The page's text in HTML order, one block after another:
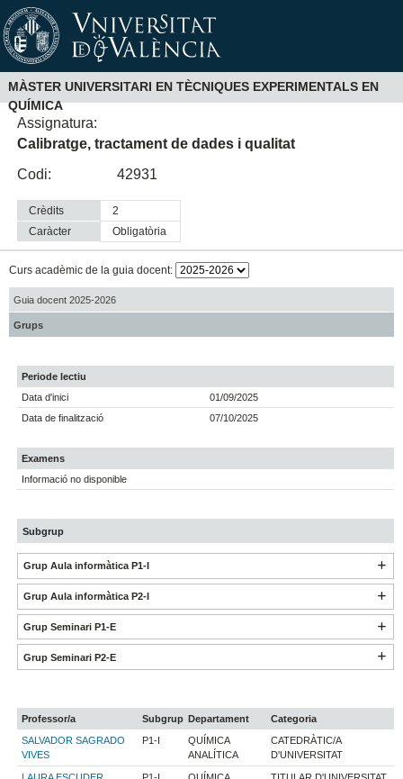
MÀSTER UNIVERSITARI EN TÈCNIQUES EXPERIMENTALS EN
QUÍMICA
Assignatura:
Calibratge, tractament de dades i qualitat
Codi:
42931
Crèdits
2
Caràcter
obligatòria
Curs acadèmic de la guia docent:
Guia docent 2025-2026
Grups
Periode lectiu
Data d'inici
01/09/2025
Data de finalització
07/10/2025
Examens
Informació no disponible
Subgrup
Grup Aula informàtica P1-I
Grup Aula informàtica P2-I
Grup Seminari P1-E
Grup Seminari P2-E
Professor/a Subgrup Departament
Categoria
SALVADOR SAGRADO
VIVES
P1-I
QUÍMICA
ANALÍTICA
CATEDRÀTIC/A
D'UNIVERSITAT
LAURA ESCUDER
P1-I
QUÍMICA
TITULAR D'UNIVERSITAT